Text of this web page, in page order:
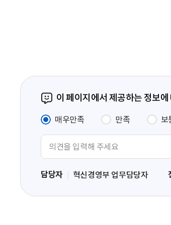
이 페이지에서 제공하는 정보
매우만족 만족 보
력
담당자 혁신경영부 업무담당자